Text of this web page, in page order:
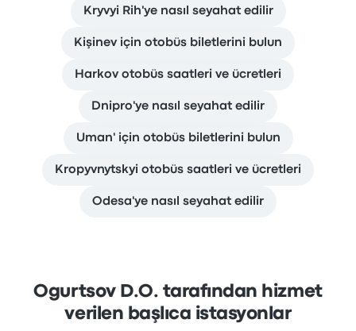
Kryvyi Rih'ye nasıl seyahat edilir
Kişinev için otobüs biletlerini bulun
Harkov otobüs saatleri ve ücretleri
Dnipro'ye nasıl seyahat edilir
Uman' için otobüs biletlerini bulun
Kropyvnytskyi otobüs saatleri ve ücretleri
Odesa'ye nasıl seyahat edilir
Ogurtsov D.O. tarafından hizmet
verilen başlıca istasyonlar